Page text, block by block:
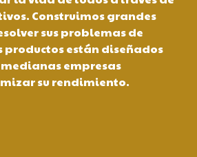
Construimos grandes
sus problemas de
productos están diseñados
empresas
su rendimiento.